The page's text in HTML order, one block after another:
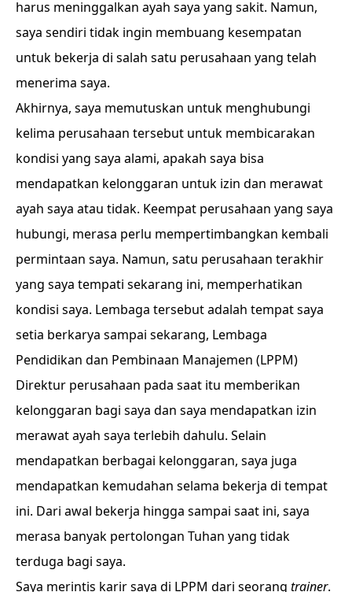
harus meninggalkan ayah saya yang sakit. Namun,
saya sendiri tidak ingin membuang kesempatan
untuk bekerja di salah satu perusahaan yang telah
menerima saya.
Akhirnya, saya memutuskan untuk menghubungi
kelima perusahaan tersebut untuk membicarakan
kondisi yang saya alami, apakah saya bisa
mendapatkan kelonggaran untuk izin dan merawat
ayah saya atau tidak. Keempat perusahaan yang saya
hubungi, merasa perlu mempertimbangkan kembali
permintaan saya. Namun, satu perusahaan terakhir
yang saya tempati sekarang ini, memperhatikan
kondisi saya. Lembaga tersebut adalah tempat saya
setia berkarya sampai sekarang, Lembaga
Pendidikan dan Pembinaan Manajemen (LPPM)
Direktur perusahaan pada saat itu memberikan
kelonggaran bagi saya dan saya mendapatkan izin
merawat ayah saya terlebih dahulu. Selain
mendapatkan berbagai kelonggaran, saya juga
mendapatkan kemudahan selama bekerja di tempat
ini. Dari awal bekerja hingga sampai saat ini, saya
merasa banyak pertolongan Tuhan yang tidak
terduga bagi saya.
Saya merintis karir saya di LPPM dari seorang trainer.